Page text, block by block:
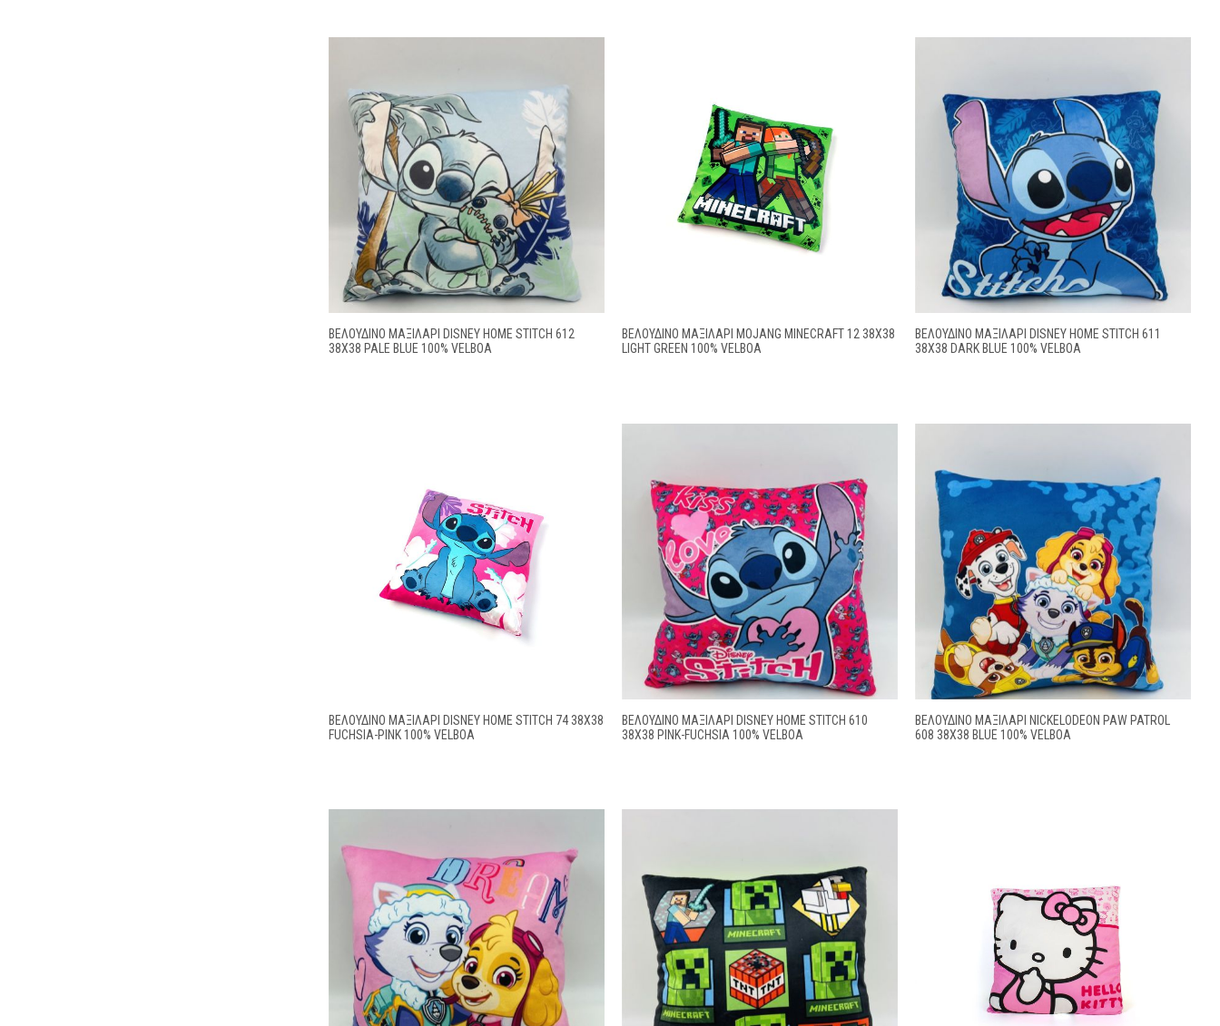
ΒΕΛΟΎΔΙΝΟ ΜΑΞΙΛΆΡΙ DISNEY HOME STITCH 612
38X38 PALE BLUE 100% VELBOA
ΒΕΛΟΎΔΙΝΟ ΜΑΞΙΛΆΡΙ MOJANG MINECRAFT 12 38X38
LIGHT GREEN 100% VELBOA
ΒΕΛΟΎΔΙΝΟ ΜΑΞΙΛΆΡΙ DISNEY HOME STITCH 611
38X38 DARK BLUE 100% VELBOA
ΒΕΛΟΎΔΙΝΟ ΜΑΞΙΛΆΡΙ DISNEY HOME STITCH 74 38X38
FUCHSIA-PINK 100% VELBOA
ΒΕΛΟΎΔΙΝΟ ΜΑΞΙΛΆΡΙ DISNEY HOME STITCH 610
38X38 PINK-FUCHSIA 100% VELBOA
ΒΕΛΟΎΔΙΝΟ ΜΑΞΙΛΆΡΙ NICKELODEON PAW PATROL
608 38X38 BLUE 100% VELBOA